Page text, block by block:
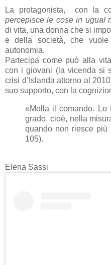
La protagonista, con la
percepisce le cose in ugual
di vita, una donna che si
e della società, che vuole
autonomia.
Partecipa come può alla
con i giovani (la vicenda si
crisi d’Islanda attorno al
suo supporto, con la
«Molla il comando.
grado, cioè, nella
quando non riesce
105).
Elena Sassi